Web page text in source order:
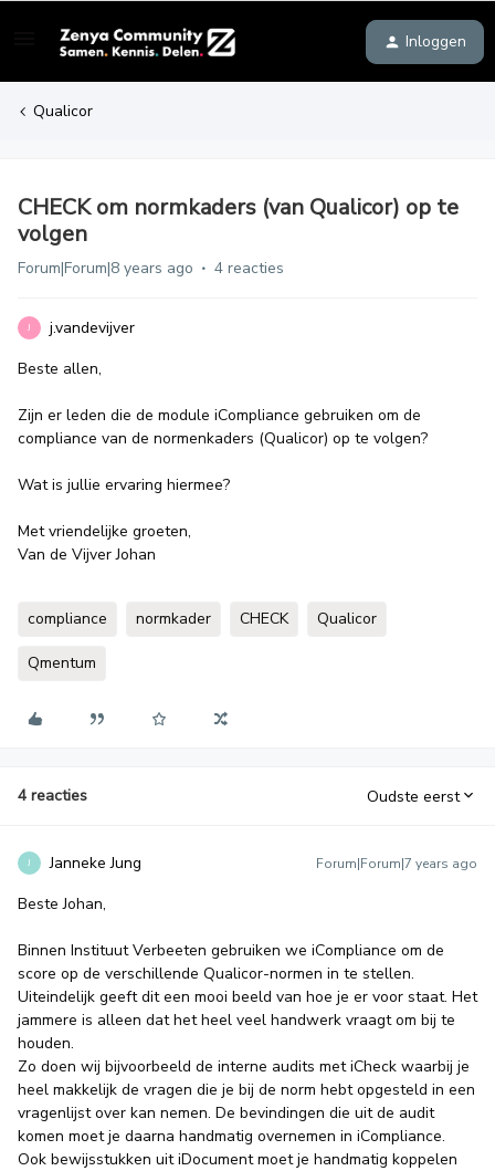
Inloggen
Qualicor
CHECK om normkaders (van Qualicor) op te
volgen
Forum|Forum|8 years ago 4 reacties
J
j.vandevijver
Beste allen,
Zijn er leden die de module iCompliance gebruiken om de
compliance van de normenkaders (Qualicor) op te volgen?
Wat is jullie ervaring hiermee?
Met vriendelijke groeten,
Van de Vijver Johan
compliance normkader CHECK Qualicor
Qmentum
4 reacties Oudste eerst
J Janneke Jung Forum|Forum|7 years ago
Beste Johan,
Binnen Instituut Verbeeten gebruiken we iCompliance om de
score op de verschillende Qualicor-normen in te stellen.
Uiteindelijk geeft dit een mooi beeld van hoe je er voor staat. Het
jammere is alleen dat het heel veel handwerk vraagt om bij te
houden.
Zo doen wij bijvoorbeeld de interne audits met iCheck waarbij je
heel makkelijk de vragen die je bij de norm hebt opgesteld in een
vragenlijst over kan nemen. De bevindingen die uit de audit
komen moet je daarna handmatig overnemen in iCompliance.
Ook bewijsstukken uit iDocument moet je handmatig koppelen